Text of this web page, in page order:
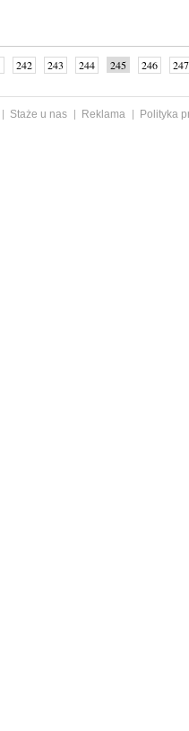
242 243 244 245 246
247
Staże u nas Reklama
Polityka